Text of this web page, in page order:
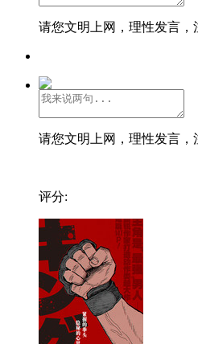
请您文明上网，理性发言，
请您文明上网，理性发言，
评分: